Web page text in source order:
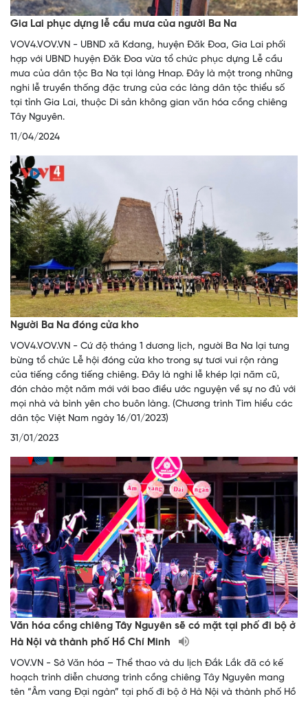
Gia Lai phục dựng lễ cầu mưa của người Ba Na
VOV4.VOV.VN - UBND xã Kdang, huyện Đăk Đoa, Gia Lai phối
hợp với UBND huyện Đăk Đoa vừa tổ chức phục dựng Lễ cầu
mưa của dân tộc Ba Na tại làng Hnap. Đây là một trong những
nghi lễ truyền thống đặc trưng của các làng dân tộc thiểu số
tại tỉnh Gia Lai, thuộc Di sản không gian văn hóa cồng chiêng
Tây Nguyên.
11/04/2024
Người Ba Na đóng cửa kho
VOV4.VOV.VN - Cứ độ tháng 1 dương lịch, người Ba Na lại tưng
bừng tổ chức Lễ hội đóng cửa kho trong sự tươi vui rộn ràng
của tiếng cồng tiếng chiêng. Đây là nghi lễ khép lại năm cũ,
đón chào một năm mới với bao điều ước nguyện về sự no đủ với
mọi nhà và bình yên cho buôn làng. (Chương trình Tìm hiểu các
dân tộc Việt Nam ngày 16/01/2023)
31/01/2023
Văn hóa cồng chiêng Tây Nguyên sẽ có mặt tại phố đi bộ ở
Hà Nội và thành phố Hồ Chí Minh
VOV.VN - Sở Văn hóa – Thể thao và du lịch Đắk Lắk đã có kế
hoạch trình diễn chương trình cồng chiêng Tây Nguyên mang
tên “Âm vang Đại ngàn” tại phố đi bộ ở Hà Nội và thành phố Hồ